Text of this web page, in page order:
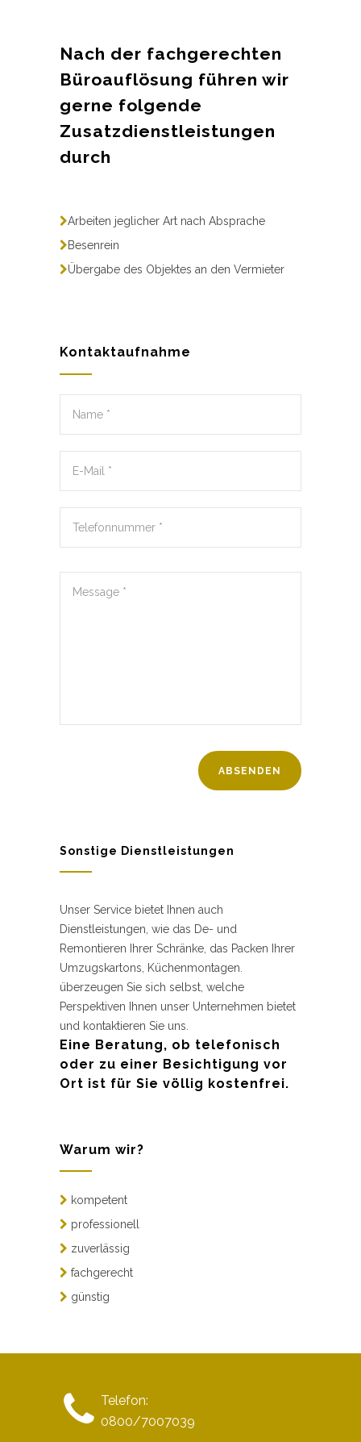
Nach der fachgerechten
Büroauflösung führen wir
gerne folgende
Zusatzdienstleistungen
durch
Arbeiten jeglicher Art nach Absprache
Besenrein
Übergabe des Objektes an den Vermieter
Kontaktaufnahme
Sonstige Dienstleistungen
Unser Service bietet Ihnen auch
Dienstleistungen, wie das De- und
Remontieren Ihrer Schränke, das Packen Ihrer
Umzugskartons, Küchenmontagen.
überzeugen Sie sich selbst, welche
Perspektiven Ihnen unser Unternehmen bietet
und kontaktieren Sie uns.
Eine Beratung, ob telefonisch
oder zu einer Besichtigung vor
Ort ist für Sie völlig kostenfrei.
Warum wir?
kompetent
professionell
zuverlässig
fachgerecht
günstig
Telefon:
0800/7007039